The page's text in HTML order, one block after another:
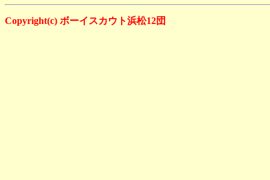
Copyright(c) ボーイスカウト浜松12団